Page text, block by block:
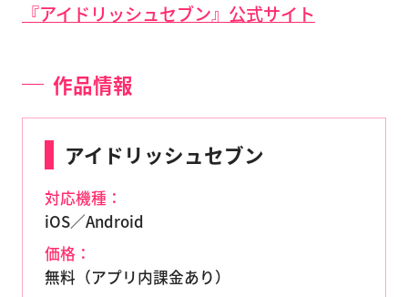
『アイドリッシュセブン』公式サイト
作品情報
アイドリッシュセブン
対応機種：
iOS／Android
価格：
無料（アプリ内課金あり）